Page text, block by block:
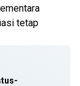
tetap